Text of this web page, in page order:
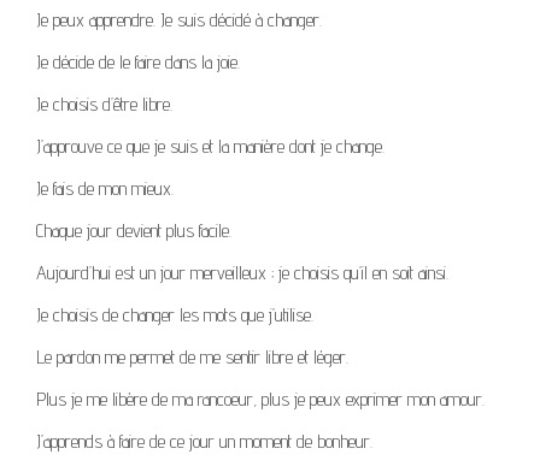
Je peux apprendre. Je suis décidé à changer.
Je décide de le faire dans la joie.
Je choisis d’être libre.
J’approuve ce que je suis et la manière dont je change.
Je fais de mon mieux.
Chaque jour devient plus facile.
Aujourd’hui est un jour merveilleux ; je choisis qu’il en soit ainsi.
Je choisis de changer les mots que j’utilise.
Le pardon me permet de me sentir libre et léger.
Plus je me libère de ma rancoeur, plus je peux exprimer mon amour.
J’apprends à faire de ce jour un moment de bonheur.